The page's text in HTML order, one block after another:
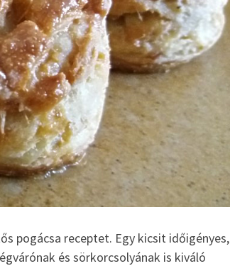
pogácsa receptet. Egy kicsit időigényes,
és sörkorcsolyának is kiváló